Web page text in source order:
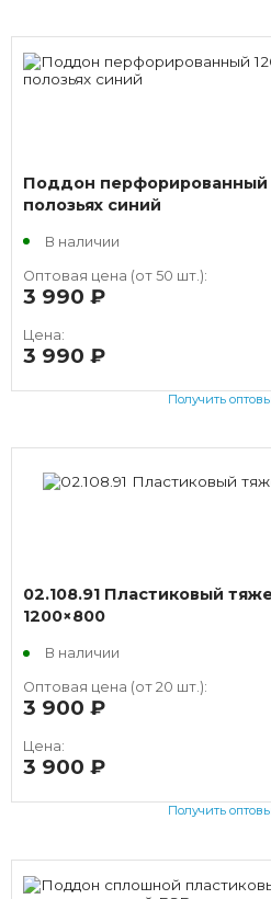
Поддон перфорированный
полозьях синий
В наличии
Оптовая цена (от 50 шт.):
3 990
Цена:
3 990
Получить
02.108.91 Пластиковый
1200×800
В наличии
Оптовая цена (от 20 шт.):
3 900
Цена:
3 900
Получить